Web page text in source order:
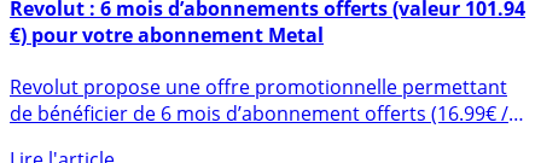
€) pour votre abonnement Metal